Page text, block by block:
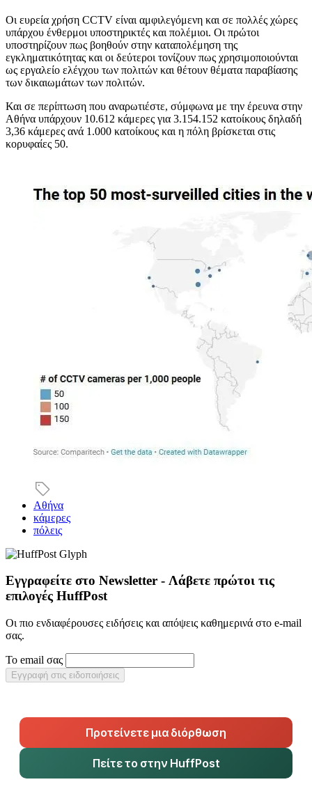
Οι ευρεία χρήση CCTV είναι αμφιλεγόμενη και σε πολλές χώρες
υπάρχου ένθερμοι υποστηρικτές και πολέμιοι. Οι πρώτοι
υποστηρίζουν πως βοηθούν στην καταπολέμηση της
εγκληματικότητας και οι δεύτεροι τονίζουν πως χρησιμοποιούνται
ως εργαλείο ελέγχου των πολιτών και θέτουν θέματα παραβίασης
των δικαιωμάτων των πολιτών.
Και σε περίπτωση που αναρωτιέστε, σύμφωνα με την έρευνα στην
Αθήνα υπάρχουν 10.612 κάμερες για 3.154.152 κατοίκους δηλαδή
3,36 κάμερες ανά 1.000 κατοίκους και η πόλη βρίσκεται στις
κορυφαίες 50.
Αθήνα
κάμερες
πόλεις
Εγγραφείτε στο Newsletter - Λάβετε πρώτοι τις
επιλογές HuffPost
Οι πιο ενδιαφέρουσες ειδήσεις και απόψεις καθημερινά στο e-mail
σας.
Το email σας
Εγγραφή στις ειδοποιήσεις
Προτείνετε μια διόρθωση
Πείτε το στην HuffPost